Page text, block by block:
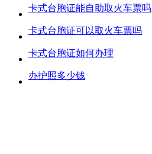
卡式台胞证能自助取火车票吗
卡式台胞证可以取火车票吗
卡式台胞证如何办理
办护照多少钱